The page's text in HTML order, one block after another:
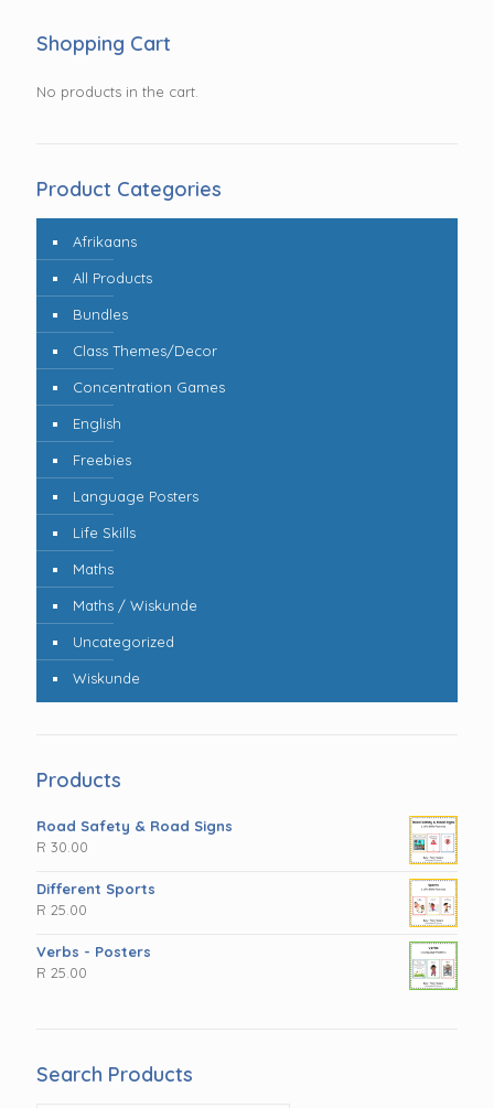
Shopping Cart
No products in the cart.
Product Categories
Afrikaans
All Products
Bundles
Class Themes/Decor
Concentration Games
English
Freebies
Language Posters
Life Skills
Maths
Maths / Wiskunde
Uncategorized
Wiskunde
Products
Road Safety & Road Signs
R 30.00
Different Sports
R 25.00
Verbs - Posters
R 25.00
Search Products